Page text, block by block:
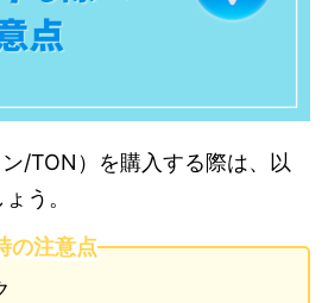
/TON）を購入する際は、以
う。
の注意点